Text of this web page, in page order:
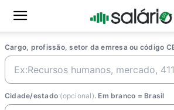
Cargo, profissão, setor da emresa ou código
Cidade/estado (opcional). Em branco = Brasil